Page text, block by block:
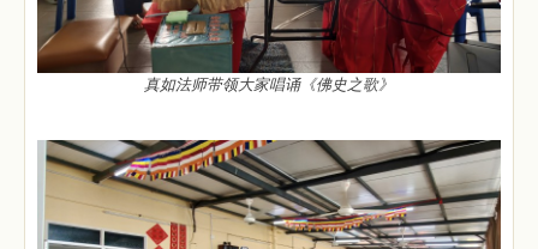
真如法师带领大家唱诵《佛史之歌》